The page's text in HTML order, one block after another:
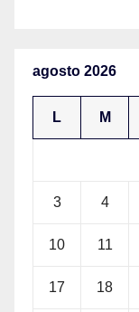
agosto 2026
L M
3 4
10 11
17 18